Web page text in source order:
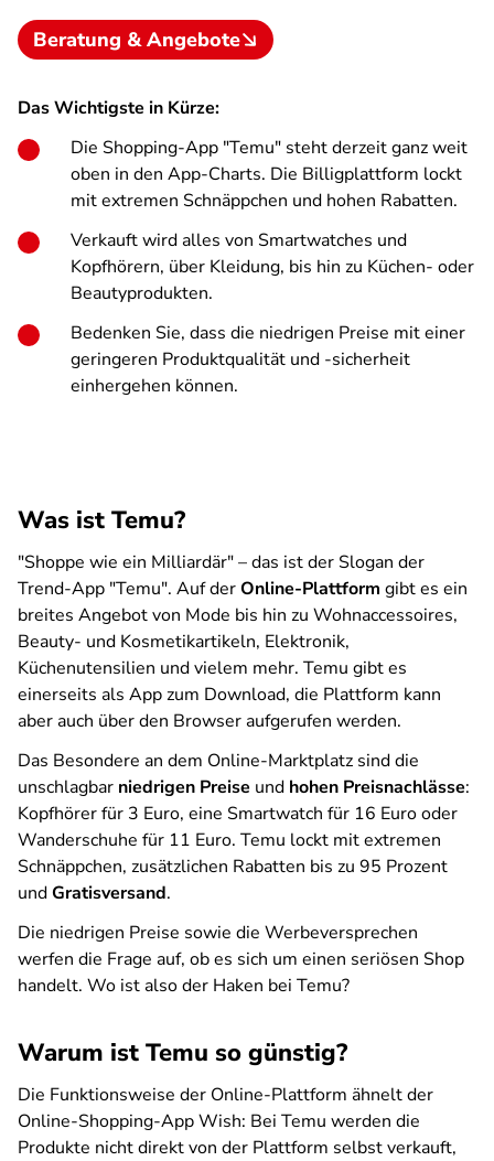
Beratung & Angebote
Das Wichtigste in Kürze:
Die Shopping-App "Temu" steht derzeit ganz weit
oben in den App-Charts. Die Billigplattform lockt
mit extremen Schnäppchen und hohen Rabatten.
Verkauft wird alles von Smartwatches und
Kopfhörern, über Kleidung, bis hin zu Küchen- oder
Beautyprodukten.
Bedenken Sie, dass die niedrigen Preise mit einer
geringeren Produktqualität und -sicherheit
einhergehen können.
Was ist Temu?
"Shoppe wie ein Milliardär" – das ist der Slogan der
Trend-App "Temu". Auf derOnline-Plattform gibt es ein
breites Angebot von Mode bis hin zu Wohnaccessoires,
Beauty- und Kosmetikartikeln, Elektronik,
Küchenutensilien und vielem mehr. Temu gibt es
einerseits als App zum Download, die Plattform kann
aber auch über den Browser aufgerufen werden.
Das Besondere an dem Online-Marktplatz sind die
unschlagbar niedrigen Preise und hohen Preisnachlässe:
Kopfhörer für 3 Euro, eine Smartwatch für 16 Euro oder
Wanderschuhe für 11 Euro. Temu lockt mit extremen
Schnäppchen, zusätzlichen Rabatten bis zu 95 Prozent
undGratisversand.
Die niedrigen Preise sowie die Werbeversprechen
werfen die Frage auf, ob es sich um einen seriösen Shop
handelt. Wo ist also der Haken bei Temu?
Warum ist Temu so günstig?
Die Funktionsweise der Online-Plattform ähnelt der
Online-Shopping-App Wish: Bei Temu werden die
Produkte nicht direkt von der Plattform selbst verkauft,